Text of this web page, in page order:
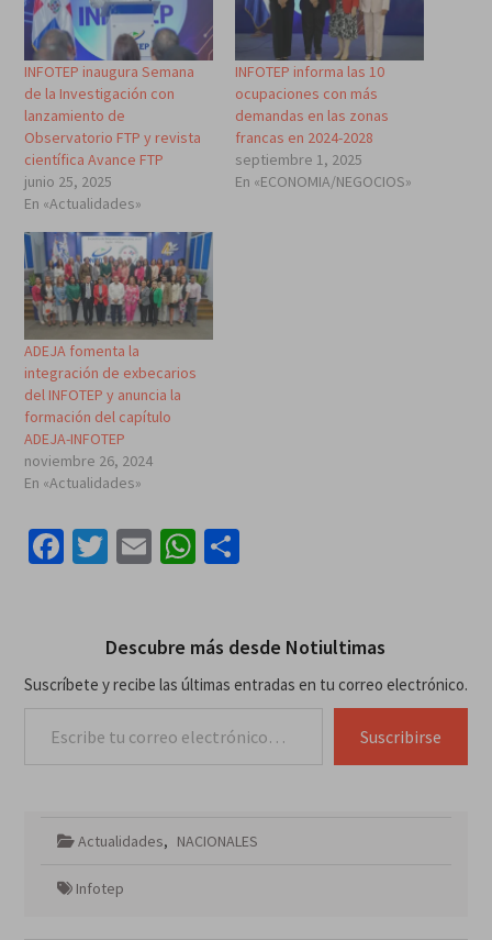
INFOTEP inaugura Semana
de la Investigación con
lanzamiento de
Observatorio FTP y revista
científica Avance FTP
junio 25, 2025
En «Actualidades»
INFOTEP informa las 10
ocupaciones con más
demandas en las zonas
francas en 2024-2028
septiembre 1, 2025
En «ECONOMIA/NEGOCIOS»
ADEJA fomenta la
integración de exbecarios
del INFOTEP y anuncia la
formación del capítulo
ADEJA-INFOTEP
noviembre 26, 2024
En «Actualidades»
Facebook
Twitter
EmailWhatsApp
Compartir
Descubre más desde Notiultimas
Suscríbete y recibe las últimas entradas en tu correo electrónico.
Suscribirse
Actualidades, NACIONALES
Infotep